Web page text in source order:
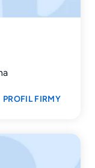
PROFIL FIRMY